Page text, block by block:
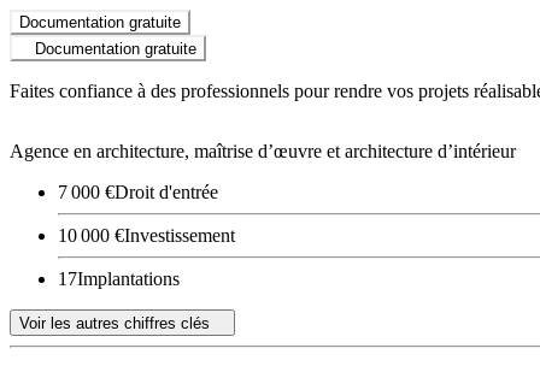
Documentation gratuite
Documentation gratuite
Faites confiance à des professionnels pour rendre vos projets
Agence en architecture, maîtrise d’œuvre et architecture d’intérieur
7 000 €Droit d'entrée
10 000 €Investissement
17Implantations
Voir les autres chiffres clés